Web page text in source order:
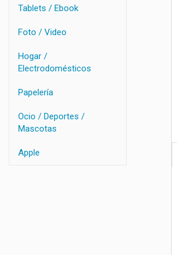
Tablets / Ebook
Foto / Video
Hogar /
Electrodomésticos
Papelería
Ocio / Deportes /
Mascotas
Apple